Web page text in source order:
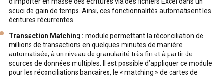
souci de gain de temps. Ainsi, ces fonctionnalités automatisent les
écritures récurrentes.
Transaction Matching : module permettant la réconciliation de
millions de transactions en quelques minutes de manière
automatisée, à un niveau de granularité très fin et à partir de
sources de données multiples. Il est possible d’appliquer ce module
pour les réconciliations bancaires, le « matching » de cartes de